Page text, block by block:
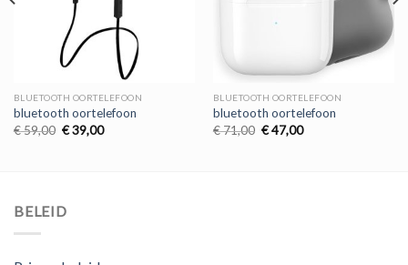
BLUETOOTH OORTELEFOON
bluetooth oortelefoon
€59,00 Oorspronkelijke
€39,00Huidige
BLUETOOTH OORTELEFOON
bluetooth oortelefoon
€71,00 Oorspronkelijke
€47,00Huidige
BELEID